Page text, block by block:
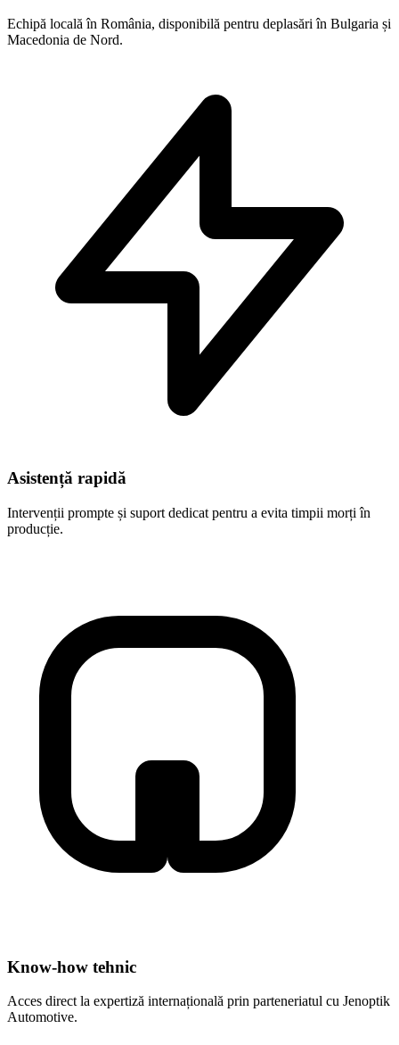
Echipă locală în România, disponibilă pentru deplasări în Bulgaria și
Macedonia de Nord.
Asistență rapidă
Intervenții prompte și suport dedicat pentru a evita timpii morți în
producție.
Know-how tehnic
Acces direct la expertiză internațională prin parteneriatul cu Jenoptik
Automotive.